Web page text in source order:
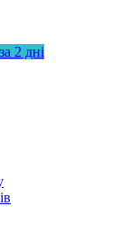
2 дні